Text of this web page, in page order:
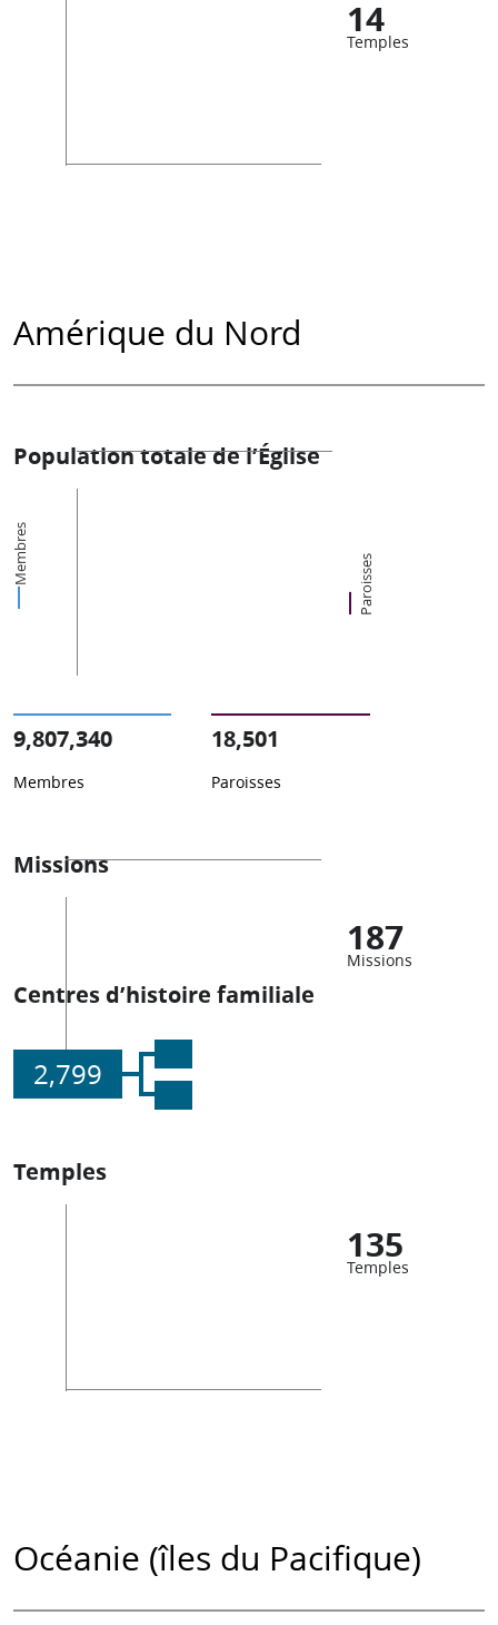
14
Temples
Amérique du Nord
Population totale de l’Église
Membres Paroisses
9,807,340
Membres
18,501
Paroisses
Missions
187
Missions
Centres d’histoire familiale
2,799
Temples
135
Temples
Océanie (îles du Pacifique)